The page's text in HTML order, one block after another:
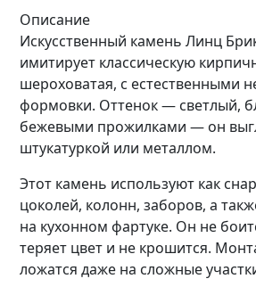
Описание
Искусственный камень Линц
имитирует классическую
шероховатая, с естественными
формовки. Оттенок — светлый,
бежевыми прожилками — он
штукатуркой или металлом.
Этот камень используют как
цоколей, колонн, заборов, а
на кухонном фартуке. Он не
теряет цвет и не крошится.
ложатся даже на сложные